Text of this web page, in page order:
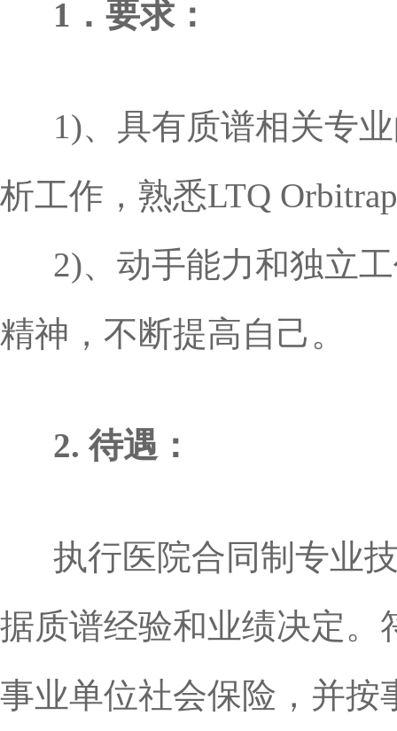
1．要求：
1)、具有质谱相关专
析工作，熟悉LTQ
2)、动手能力和独立工
精神，不断提高自己。
2. 待遇：
执行医院合同制专业
据质谱经验和业绩决定。
事业单位社会保险，并按